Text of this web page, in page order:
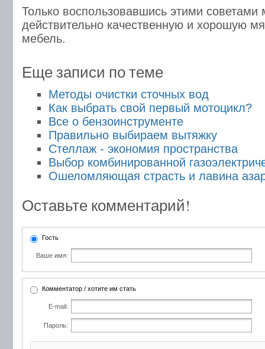
Только воспользовавшись этими советами
действительно качественную и хорошую
мебель.
Еще записи по теме
Методы очистки сточных вод
Как выбрать свой первый мотоцикл?
Все о бензоинструменте
Правильно выбираем вытяжку
Стеллаж - экономия пространства
Выбор комбинированной
Ошеломляющая страсть и лавина
Оставьте комментарий!
Гость
Ваше имя:
Комментатор / хотите им стать
E-mail:
Пароль: